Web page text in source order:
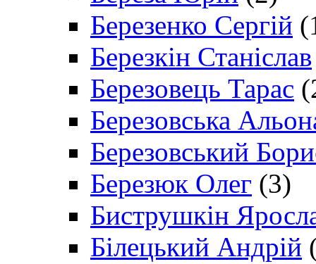
Березенко Сергій
Березкін Станіслав
Березовець Тарас
Березовська
Березовський
Березюк Олег (3)
Биструшкін
Білецький Андрій